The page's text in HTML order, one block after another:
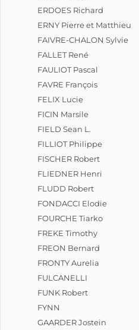
ERDOES Richard
ERNY Pierre et Matthieu
FAIVRE-CHALON Sylvie
FALLET René
FAULIOT Pascal
FAVRE François
FELIX Lucie
FICIN Marsile
FIELD Sean L.
FILLIOT Philippe
FISCHER Robert
FLIEDNER Henri
FLUDD Robert
FONDACCI Elodie
FOURCHE Tiarko
FREKE Timothy
FREON Bernard
FRONTY Aurelia
FULCANELLI
FUNK Robert
FYNN
GAARDER Jostein